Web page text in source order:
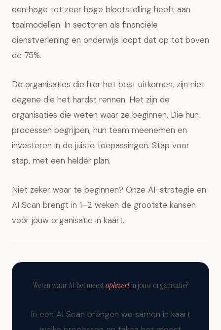
een hoge tot zeer hoge blootstelling heeft aan
taalmodellen. In sectoren als financiële
dienstverlening en onderwijs loopt dat op tot boven
de 75%.
De organisaties die hier het best uitkomen, zijn niet
degene die het hardst rennen. Het zijn de
organisaties die weten waar ze beginnen. Die hun
processen begrijpen, hun team meenemen en
investeren in de juiste toepassingen. Stap voor
stap, met een helder plan.
Niet zeker waar te beginnen? Onze AI-strategie en
AI Scan brengt in 1–2 weken de grootste kansen
voor jouw organisatie in kaart.
Weten waar AI het meestoplevertin jouw organisatie?
In een AI Scan brengen we samen in kaart